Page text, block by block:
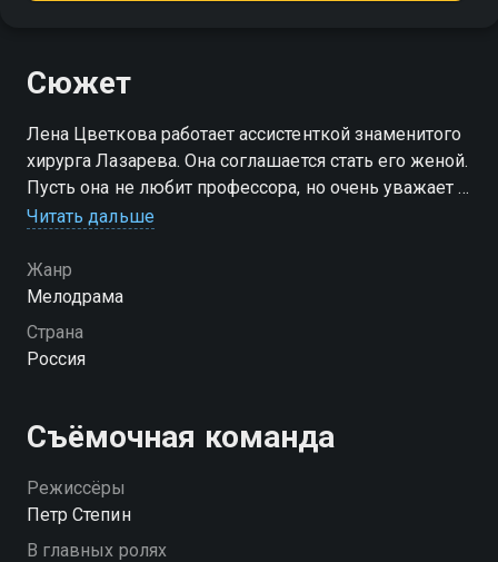
Сюжет
Лена Цветкова работает ассистенткой знаменитого
хирурга Лазарева. Она соглашается стать его женой.
Пусть она не любит профессора, но очень уважает и
хочет быть рядом с таким профессионалом и
отчаянного парня по имени Иван. Она готова уже
сказать Лазареву, что свадьбы не будет, но узнает,
что Иван - это сын профессора.
Читать дальше
Жанр
Мелодрама
Страна
Россия
Съёмочная команда
Режиссёры
Петр Степин
В главных ролях